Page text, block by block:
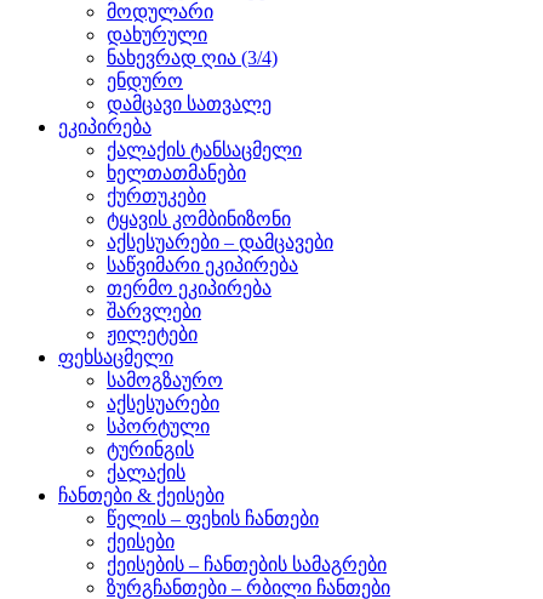
მოდულარი
დახურული
ნახევრად ღია (3/4)
ენდურო
დამცავი სათვალე
ეკიპირება
ქალაქის ტანსაცმელი
ხელთათმანები
ქურთუკები
ტყავის კომბინიზონი
აქსესუარები – დამცავები
საწვიმარი ეკიპირება
თერმო ეკიპირება
შარვლები
ჟილეტები
ფეხსაცმელი
სამოგზაურო
აქსესუარები
სპორტული
ტურინგის
ქალაქის
ჩანთები & ქეისები
წელის – ფეხის ჩანთები
ქეისები
ქეისების – ჩანთების სამაგრები
ზურგჩანთები – რბილი ჩანთები